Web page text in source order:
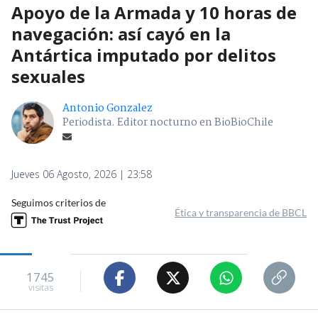
Apoyo de la Armada y 10 horas de
navegación: así cayó en la
Antártica imputado por delitos
sexuales
Antonio Gonzalez
Periodista. Editor nocturno en BioBioChile
Jueves 06 Agosto, 2026 | 23:58
Seguimos criterios de
Ética y transparencia de BBCL
1745
visitas